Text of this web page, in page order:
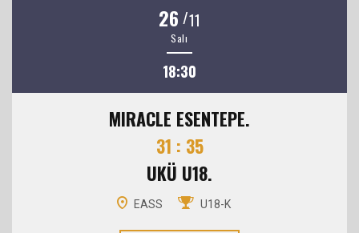
26 /11
Salı
18:30
MIRACLE ESENTEPE.
31 : 35
UKÜ U18.
EASS U18-K